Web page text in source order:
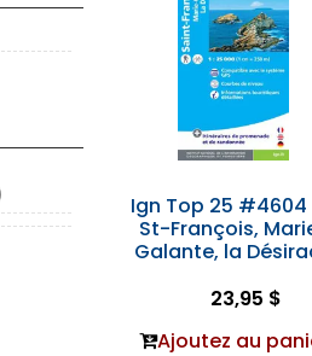
Ign Top 25 #4604
St-François,
Galante, la
23,95 $
Ajoutez au